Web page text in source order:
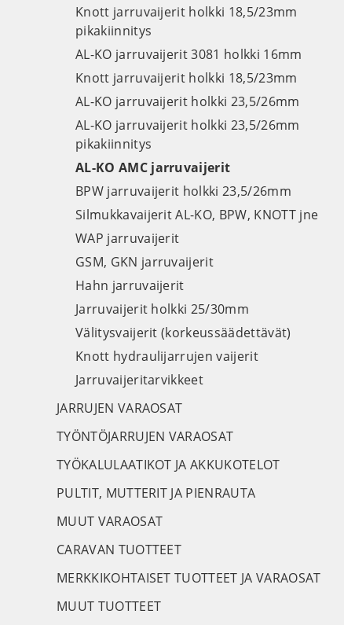
Knott jarruvaijerit holkki 18,5/23mm
pikakiinnitys
AL-KO jarruvaijerit 3081 holkki 16mm
Knott jarruvaijerit holkki 18,5/23mm
AL-KO jarruvaijerit holkki 23,5/26mm
AL-KO jarruvaijerit holkki 23,5/26mm
pikakiinnitys
AL-KO AMC jarruvaijerit
BPW jarruvaijerit holkki 23,5/26mm
Silmukkavaijerit AL-KO, BPW, KNOTT jne
WAP jarruvaijerit
GSM, GKN jarruvaijerit
Hahn jarruvaijerit
Jarruvaijerit holkki 25/30mm
Välitysvaijerit (korkeussäädettävät)
Knott hydraulijarrujen vaijerit
Jarruvaijeritarvikkeet
JARRUJEN VARAOSAT
TYÖNTÖJARRUJEN VARAOSAT
TYÖKALULAATIKOT JA AKKUKOTELOT
PULTIT, MUTTERIT JA PIENRAUTA
MUUT VARAOSAT
CARAVAN TUOTTEET
MERKKIKOHTAISET TUOTTEET JA VARAOSAT
MUUT TUOTTEET